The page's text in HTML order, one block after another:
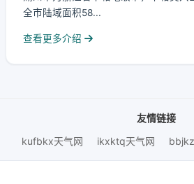
全市陆域面积58...
查看更多介绍
友情链接
kufbkx天气网
ikxktq天气网